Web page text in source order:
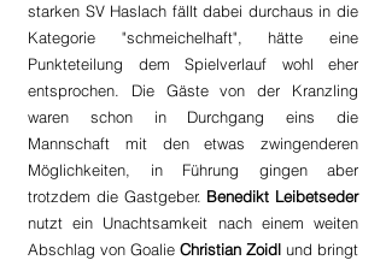
starken SV Haslach fällt dabei durchaus in die
Kategorie "schmeichelhaft", hätte eine
Punkteteilung dem Spielverlauf wohl eher
entsprochen. Die Gäste von der Kranzling
waren schon in Durchgang eins die
Mannschaft mit den etwas zwingenderen
Möglichkeiten, in Führung gingen aber
trotzdem die Gastgeber. Benedikt Leibetseder
nutzt ein Unachtsamkeit nach einem weiten
Abschlag von Goalie Christian Zoidl und bringt